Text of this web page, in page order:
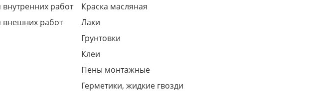
работ
внешних работ
Краска масляная
Лаки
Грунтовки
Клеи
Пены монтажные
Герметики, жидкие гвозди